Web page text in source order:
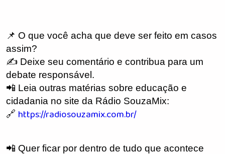
📌 O que você acha que deve ser feito em casos
assim?
✍️ Deixe seu comentário e contribua para um
debate responsável.
📲 Leia outras matérias sobre educação e
cidadania no site da Rádio SouzaMix:
🔗 https://radiosouzamix.com.br/
📲 Quer ficar por dentro de tudo que acontece